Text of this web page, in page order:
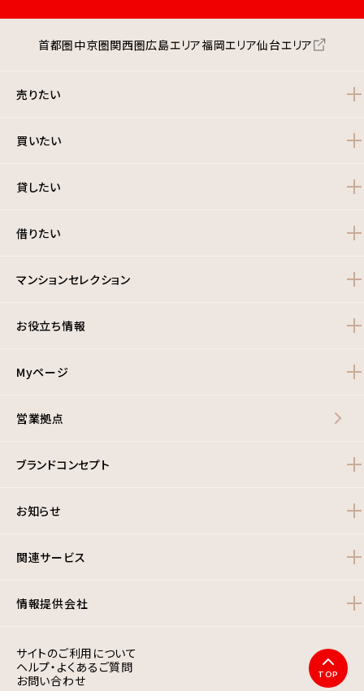
首都圏中京圏関西圏広島エリア福岡エリア仙台エリア
売りたい
買いたい
貸したい
借りたい
マンションセレクション
お役立ち情報
Myページ
営業拠点
ブランドコンセプト
お知らせ
関連サービス
情報提供会社
サイトのご利用について
ヘルプ・よくあるご質問
お問い合わせ
TOP